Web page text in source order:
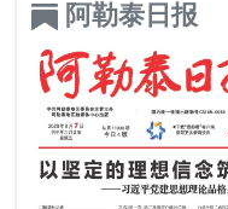
阿勒泰日报